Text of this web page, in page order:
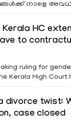
നാളെ അവധി.
Kerala HC
to
ruling for
Kerala High Court
paid medical leave
under the Kerala
divorce twist:
case closed